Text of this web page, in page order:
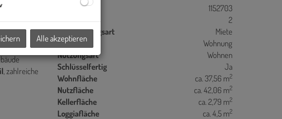
, zahlreiche
Objektnr.
1152703
Zimmer
2
Vermarktungsart
Miete
Objektart
Wohnung
Nutzungsart
Wohnen
Schlüsselfertig
Ja
Wohnfläche
ca. 37,56 m2
Nutzfläche ca. 42,06 m2
Kellerfläche ca. 2,79 m2
Loggiafläche ca. 4,5 m2
Alle akzeptieren